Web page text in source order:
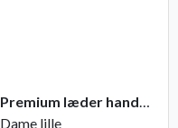
Premium læder handske Flutter
Dame lille